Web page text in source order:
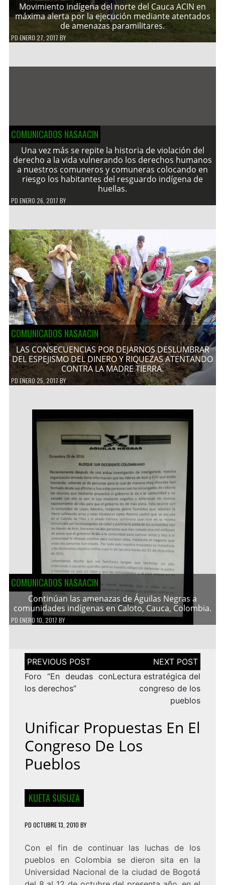
Movimiento indígena del norte del Cauca ACIN en
máxima alerta por la ejecución mediante atentados
de amenazas paramilitares.
PDENERO 27, 2017 BY
COMUNICADOS NASAACIN
Una vez más se repite la historia de violación del
derecho a la vida vulnerando los derechos humanos
a nuestros comuneros y comuneras colocando en
riesgo los habitantes del resguardo indígena de
huellas.
PD ENERO 26, 2017 BY
COMUNICADOS NASAACIN
LAS CONSECUENCIAS POR DEJARNOS DESLUMBRAR
DEL ESPEJISMO DEL DINERO Y RIQUEZAS ATENTANDO
CONTRA LA MADRE TIERRA.
PDENERO 25, 2017BY
COMUNICADOS NASAACIN
Continúan las amenazas de Águilas Negras a
comunidades indígenas en Caloto, Cauca, Colombia.
PD ENERO 10, 2017 BY
Navegación
de
entradas
Foro “En deudas con
los derechos”
Lectura estratégica del
congreso de los
pueblos
Unificar Propuestas En El
Congreso De Los
Pueblos
KUETA SUSUZA
PD OCTUBRE 13, 2010 BY
Con el fin de continuar las luchas de los
pueblos en Colombia se dieron sita en la
Universidad Nacional de la ciudad de Bogotá